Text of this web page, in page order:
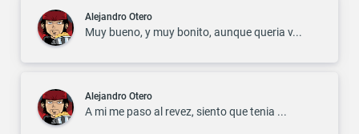
Alejandro Otero
Muy bueno, y muy bonito, aunque queria v...
Alejandro Otero
A mi me paso al revez, siento que tenia ...